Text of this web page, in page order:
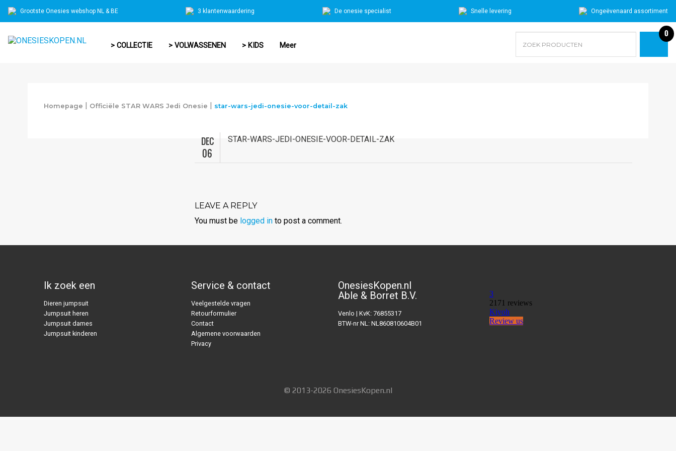
Grootste Onesies webshop NL & BE 3 klantenwaardering De onesie specialist Snelle levering Ongeëvenaard assortiment
> COLLECTIE > VOLWASSENEN > KIDS Meer
0
Homepage Officiële STAR WARS Jedi Onesie star-wars-jedi-onesie-voor-detail-zak
DEC
06
STAR-WARS-JEDI-ONESIE-VOOR-DETAIL-ZAK
LEAVE A REPLY
You must be logged in to post a comment.
Ik zoek een
Dieren jumpsuit
Jumpsuit heren
Jumpsuit dames
Jumpsuit kinderen
Service & contact
Veelgestelde vragen
Retourformulier
Contact
Algemene voorwaarden
Privacy
OnesiesKopen.nl
Able & Borret B.V.
Venlo | KvK: 76855317
BTW-nr NL: NL860810604B01
© 2013-2026 OnesiesKopen.nl